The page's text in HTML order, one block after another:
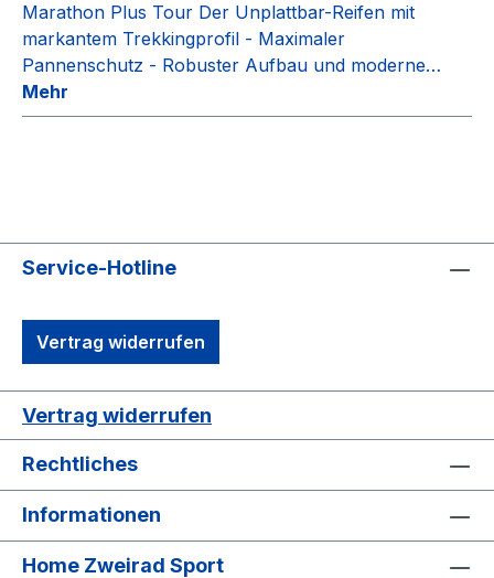
Marathon Plus Tour Der Unplattbar-Reifen mit
markantem Trekkingprofil - Maximaler
Pannenschutz - Robuster Aufbau und moderne…
Mehr
Service-Hotline
Vertrag widerrufen
Vertrag widerrufen
Rechtliches
Informationen
Home Zweirad Sport